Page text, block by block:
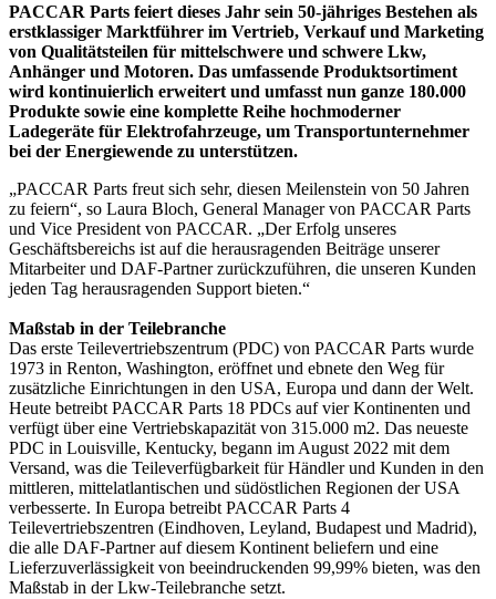
PACCAR Parts feiert dieses Jahr sein 50-jähriges Bestehen als
erstklassiger Marktführer im Vertrieb, Verkauf und Marketing
von Qualitätsteilen für mittelschwere und schwere Lkw,
Anhänger und Motoren. Das umfassende Produktsortiment
wird kontinuierlich erweitert und umfasst nun ganze 180.000
Produkte sowie eine komplette Reihe hochmoderner
Ladegeräte für Elektrofahrzeuge, um Transportunternehmer
bei der Energiewende zu unterstützen.
„PACCAR Parts freut sich sehr, diesen Meilenstein von 50 Jahren
zu feiern“, so Laura Bloch, General Manager von PACCAR Parts
und Vice President von PACCAR. „Der Erfolg unseres
Geschäftsbereichs ist auf die herausragenden Beiträge unserer
Mitarbeiter und DAF-Partner zurückzuführen, die unseren Kunden
jeden Tag herausragenden Support bieten.“
Maßstab in der Teilebranche
Das erste Teilevertriebszentrum (PDC) von PACCAR Parts wurde
1973 in Renton, Washington, eröffnet und ebnete den Weg für
zusätzliche Einrichtungen in den USA, Europa und dann der Welt.
Heute betreibt PACCAR Parts 18 PDCs auf vier Kontinenten und
verfügt über eine Vertriebskapazität von 315.000 m2. Das neueste
PDC in Louisville, Kentucky, begann im August 2022 mit dem
Versand, was die Teileverfügbarkeit für Händler und Kunden in den
mittleren, mittelatlantischen und südöstlichen Regionen der USA
verbesserte. In Europa betreibt PACCAR Parts 4
Teilevertriebszentren (Eindhoven, Leyland, Budapest und Madrid),
die alle DAF-Partner auf diesem Kontinent beliefern und eine
Lieferzuverlässigkeit von beeindruckenden 99,99% bieten, was den
Maßstab in der Lkw-Teilebranche setzt.